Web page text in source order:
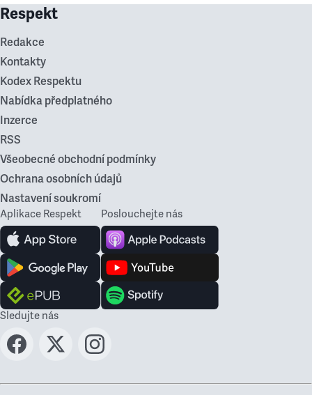
Respekt
Redakce
Kontakty
Kodex Respektu
Nabídka předplatného
Inzerce
RSS
Všeobecné obchodní podmínky
Ochrana osobních údajů
Nastavení soukromí
Aplikace Respekt Poslouchejte nás
Sledujte nás